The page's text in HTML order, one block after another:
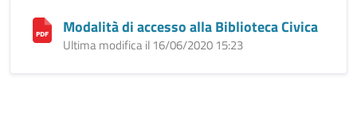
Modalità di accesso alla Biblioteca Civica
Ultima modifica il 16/06/2020 15:23